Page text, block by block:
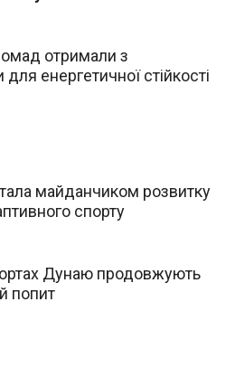
отримали з
енергетичної стійкості
майданчиком розвитку
спорту
Дунаю продовжують
попит